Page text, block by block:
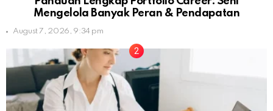
Mengelola Banyak Peran & Pendapatan
August 7, 2026, 9:34 pm